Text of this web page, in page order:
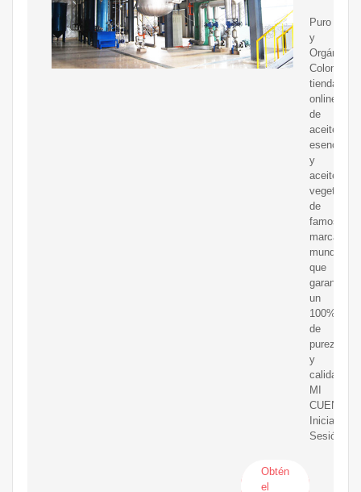
Puro
y
Orgánico
Colombia
tienda
online
de
aceites
esenciales
y
aceites
vegetales
de
famosas
marcas
mundiales
que
un
100%
de
pureza
y
calidad.
MI
CUENTA
Iniciar
Sesión
Obtén
el